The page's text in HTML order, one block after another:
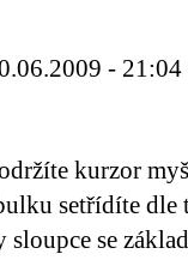
- 21:04
kurzor
setřídíte dle
se